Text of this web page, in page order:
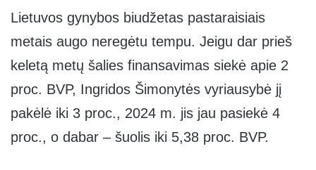
Lietuvos gynybos biudžetas pastaraisiais
metais augo neregėtu tempu. Jeigu dar prieš
keletą metų šalies finansavimas siekė apie 2
proc. BVP, Ingridos Šimonytės vyriausybė jį
pakėlė iki 3 proc., 2024 m. jis jau pasiekė 4
proc., o dabar – šuolis iki 5,38 proc. BVP.